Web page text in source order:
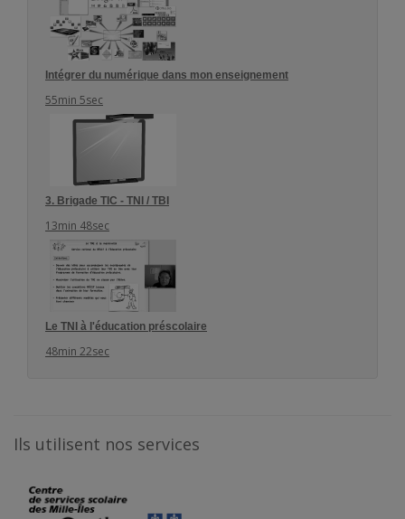
Intégrer du numérique dans mon enseignement
55min 5sec
3. Brigade TIC - TNI / TBI
13min 48sec
Le TNI à l'éducation préscolaire
48min 22sec
Ils utilisent nos services